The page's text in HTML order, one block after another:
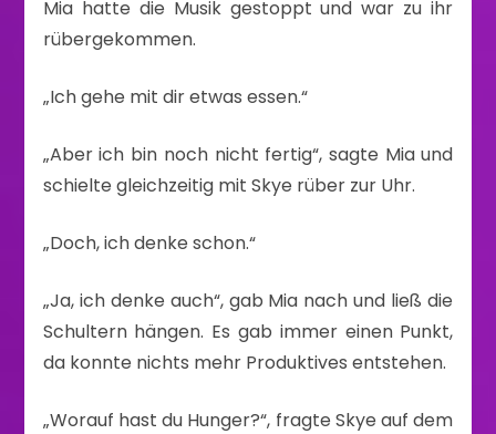
Mia hatte die Musik gestoppt und war zu ihr
rübergekommen.
„Ich gehe mit dir etwas essen.“
„Aber ich bin noch nicht fertig“, sagte Mia und
schielte gleichzeitig mit Skye rüber zur Uhr.
„Doch, ich denke schon.“
„Ja, ich denke auch“, gab Mia nach und ließ die
Schultern hängen. Es gab immer einen Punkt,
da konnte nichts mehr Produktives entstehen.
„Worauf hast du Hunger?“, fragte Skye auf dem